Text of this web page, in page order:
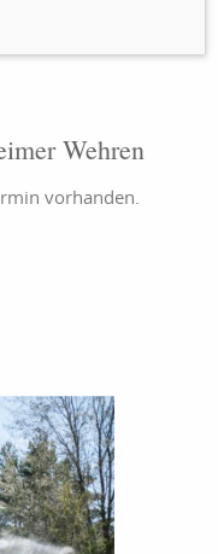
Wehren
vorhanden.